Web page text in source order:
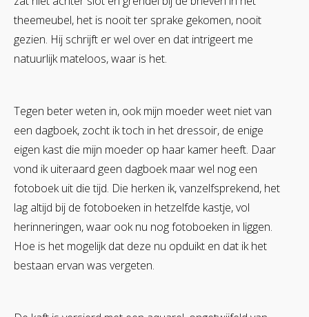
theemeubel, het is nooit ter sprake gekomen, nooit
gezien. Hij schrijft er wel over en dat intrigeert me
natuurlijk mateloos, waar is het.
Tegen beter weten in, ook mijn moeder weet niet van
een dagboek, zocht ik toch in het dressoir, de enige
eigen kast die mijn moeder op haar kamer heeft. Daar
vond ik uiteraard geen dagboek maar wel nog een
fotoboek uit die tijd. Die herken ik, vanzelfsprekend, het
lag altijd bij de fotoboeken in hetzelfde kastje, vol
herinneringen, waar ook nu nog fotoboeken in liggen.
Hoe is het mogelijk dat deze nu opduikt en dat ik het
bestaan ervan was vergeten.